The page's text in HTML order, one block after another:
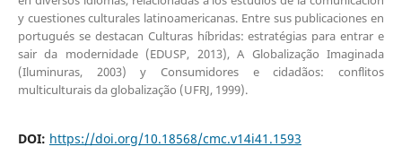
y cuestiones culturales latinoamericanas. Entre sus publicaciones en
portugués se destacan Culturas híbridas: estratégias para entrar e
sair da modernidade (EDUSP, 2013), A Globalização Imaginada
(Iluminuras, 2003) y Consumidores e cidadãos: conflitos
multiculturais da globalização (UFRJ, 1999).
DOI: https://doi.org/10.18568/cmc.v14i41.1593